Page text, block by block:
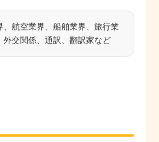
、航空業界、船舶業界、旅行業
外交関係、通訳、翻訳家など